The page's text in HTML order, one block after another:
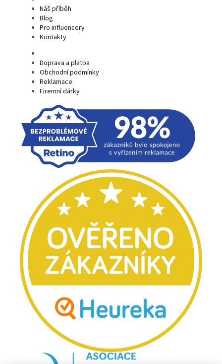
Náš příběh
Blog
Pro influencery
Kontakty
Doprava a platba
Obchodní podmínky
Reklamace
Firemní dárky